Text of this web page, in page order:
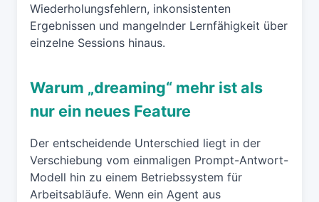
Wiederholungsfehlern, inkonsistenten
Ergebnissen und mangelnder Lernfähigkeit über
einzelne Sessions hinaus.
Warum „dreaming“ mehr ist als
nur ein neues Feature
Der entscheidende Unterschied liegt in der
Verschiebung vom einmaligen Prompt-Antwort-
Modell hin zu einem Betriebssystem für
Arbeitsabläufe. Wenn ein Agent aus